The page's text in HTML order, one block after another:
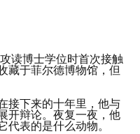
读博士学位时首次接触
藏于菲尔德博物馆，但
接下来的十年里，他与
开辩论。夜复一夜，他
表的是什么动物。